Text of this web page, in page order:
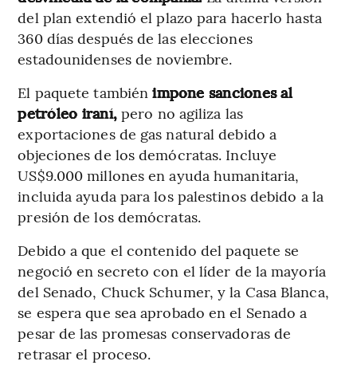
del plan extendió el plazo para hacerlo hasta
360 días después de las elecciones
estadounidenses de noviembre.
El paquete tambiénimpone sanciones al
petróleo iraní, pero no agiliza las
exportaciones de gas natural debido a
objeciones de los demócratas. Incluye
US$9.000 millones en ayuda humanitaria,
incluida ayuda para los palestinos debido a la
presión de los demócratas.
Debido a que el contenido del paquete se
negoció en secreto con el líder de la mayoría
del Senado, Chuck Schumer, y la Casa Blanca,
se espera que sea aprobado en el Senado a
pesar de las promesas conservadoras de
retrasar el proceso.